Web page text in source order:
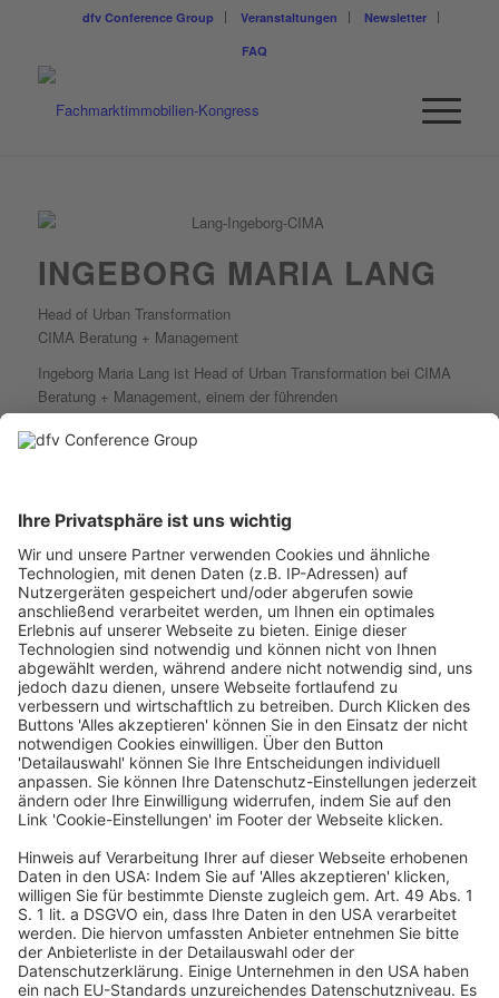
dfv Conference Group Veranstaltungen
Newsletter
FAQ
INGEBORG MARIA LANG
Head of Urban Transformation
CIMA Beratung + Management
Ingeborg Maria Lang ist Head of Urban Transformation bei CIMA
Beratung + Management, einem der führenden
Beratungsunternehmen für Stadt-, Handels- und
Immobilienentwicklung.
Real Estate Investment Advisor (ebs) und verfügt über mehr als
20 Jahre Erfahrung in der Immobilienwirtschaft, u. a. bei CA
Immo, Commerz Real und zuletzt als Head of Digital Research
bei der Immobilien Zeitung. Parallel dazu war sie zehn Jahre
freiberuflich in der Kommunal- und Unternehmensberatung tätig.
Als zertifizierte Scrum Masterin, Innovationsmanagerin und
systemische Coach begleitet sie Transformations- und
Innovationsprozesse entlang des Immobilienzyklus. Sie berät
Kommunen, Unternehmen und Institutionen und moderiert
Fachdialoge, Kongresse und Workshops. Vier Jahre lang war sie
stellvertretende Vorsitzende von „F!F – Frauen in
Führungspositionen der Immobilienwirtschaft e. V.“ und engagiert
sich in der Gesellschaft für Immobilienwirtschaftliche Forschung
Mein LinkedIn-Profil:Ingeborg Maria Lang